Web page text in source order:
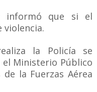
informó que si el
violencia.
la Policía se
Ministerio Público
la Fuerzas Aérea